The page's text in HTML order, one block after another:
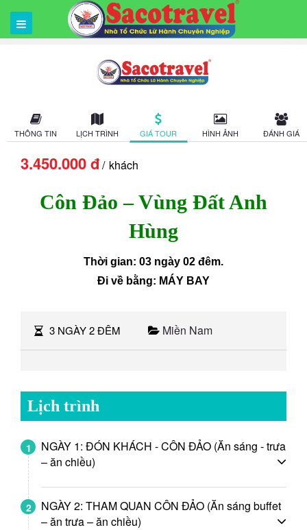
THÔNG TIN LỊCH TRÌNH GIÁ TOUR HÌNH ẢNH ĐÁNH GIÁ
3.450.000 đ khách
Côn Đảo – Vùng Đất Anh
Hùng
Thời gian: 03 ngày 02 đêm.
Đi về bằng: MÁY BAY
3 NGÀY 2 ĐÊM Miền Nam
Lịch trình
1
NGÀY 1: ĐÓN KHÁCH - CÔN ĐẢO (Ăn sáng - trưa
– ăn chiều)
2
NGÀY 2: THAM QUAN CÔN ĐẢO (Ăn sáng buffet
– ăn trưa – ăn chiều)